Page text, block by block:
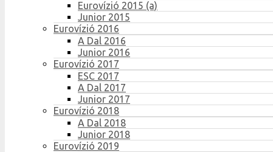
Eurovízió 2015 (a)
Junior 2015
Eurovízió 2016
A Dal 2016
Junior 2016
Eurovízió 2017
ESC 2017
A Dal 2017
Junior 2017
Eurovízió 2018
A Dal 2018
Junior 2018
Eurovízió 2019